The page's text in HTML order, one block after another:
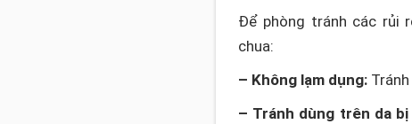
Để phòng tránh các rủi
chua:
– Không lạm dụng:
– Tránh dùng trên da